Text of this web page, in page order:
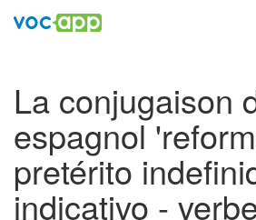
La conjugaison
espagnol
pretérito
indicativo -